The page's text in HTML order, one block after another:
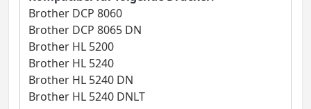
Brother DCP 8060
Brother DCP 8065 DN
Brother HL 5200
Brother HL 5240
Brother HL 5240 DN
Brother HL 5240 DNLT